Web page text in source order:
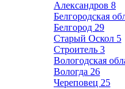
Александров 8
Белгородская
Белгород 29
Старый Оскол 5
Строитель 3
Вологодская
Вологда 26
Череповец 25